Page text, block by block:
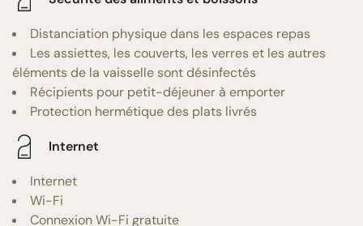
Distanciation physique dans les espaces repas
Les assiettes, les couverts, les verres et les autres
éléments de la vaisselle sont désinfectés
Récipients pour petit-déjeuner à emporter
Protection hermétique des plats livrés
Internet
Internet
Wi-Fi
Connexion Wi-Fi gratuite